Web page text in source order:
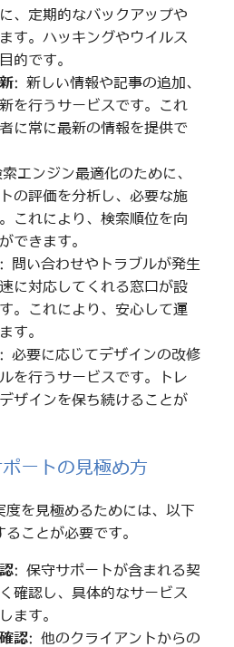
、定期的なバックアップや
す。ハッキングやウイルス
的です。
: 新しい情報や記事の追加、
を行うサービスです。これ
に常に最新の情報を提供で
エンジン最適化のために、
の評価を分析し、必要な施
これにより、検索順位を向
できます。
: 問い合わせやトラブルが発生
に対応してくれる窓口が設
。これにより、安心して運
す。
: 必要に応じてデザインの改修
を行うサービスです。トレ
ザインを保ち続けることが
ートの見極め方
度を見極めるためには、以下
ことが必要です。
: 保守サポートが含まれる契
確認し、具体的なサービス
ます。
認: 他のクライアントからの